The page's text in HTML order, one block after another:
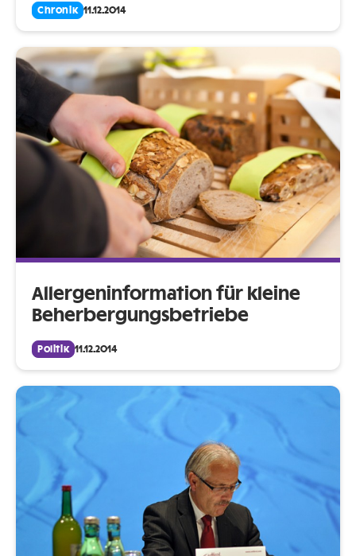
Chronik 11.12.2014
Allergeninformation für kleine
Beherbergungsbetriebe
Politik 11.12.2014